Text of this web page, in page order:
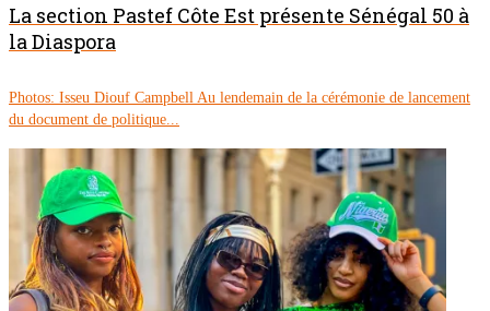
La section Pastef Côte Est présente Sénégal 50 à
la Diaspora
Photos: Isseu Diouf Campbell Au lendemain de la cérémonie de lancement
du document de politique...